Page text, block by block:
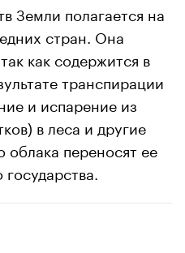
Земли полагается на
стран. Она
как содержится в
транспирации
и испарение из
в леса и другие
облака переносят ее